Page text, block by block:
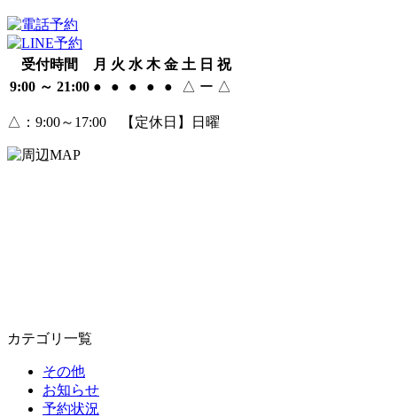
受付時間 月 火 水 木 金 土 日 祝
9:00 ～ 21:00 ● ● ● ● ● △ ー △
△ ：9:00～17:00 【定休日】日曜
カテゴリ一覧
その他
お知らせ
予約状況